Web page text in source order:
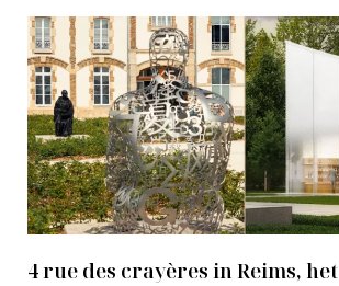
4 rue des crayères in Reims, het